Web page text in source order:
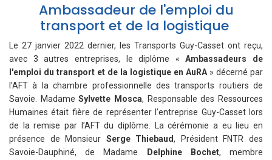
Ambassadeur de l'emploi du
transport et de la logistique
Le 27 janvier 2022 dernier, les Transports Guy-Casset ont reçu,
avec 3 autres entreprises, le diplôme «Ambassadeurs de
l'emploi du transport et de la logistique en AuRA » décerné par
l’AFT à la chambre professionnelle des transports routiers de
Savoie. MadameSylvette Mosca, Responsable des Ressources
Humaines était fière de représenter l’entreprise Guy-Casset lors
de la remise par l’AFT du diplôme. La cérémonie a eu lieu en
présence de Monsieur Serge Thiebaud, Président FNTR des
Savoie-Dauphiné, de Madame
Delphine Bochet, membre